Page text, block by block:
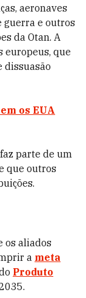
aeronaves
guerra e outros
da Otan. A
europeus, que
dissuasão
os EUA
parte de um
que outros
os aliados
a meta
Produto